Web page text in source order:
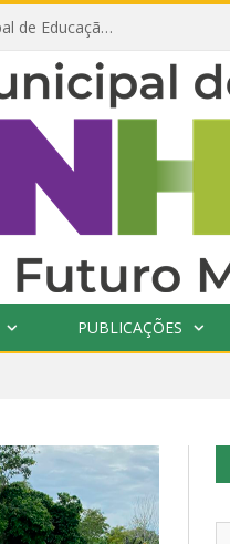
Prefeitura de Prainha, por meio da Secretaria Municipal de Educação, abre 354 vagas na área da Educação para 2025 com processo seletivo simplificado
PUBLICAÇÕES